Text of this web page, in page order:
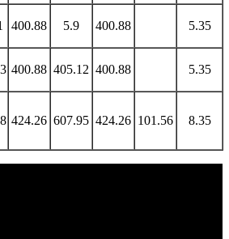
400.88 5.9 400.88 5.35
400.88 405.12 400.88 5.35
424.26 607.95 424.26 101.56 8.35